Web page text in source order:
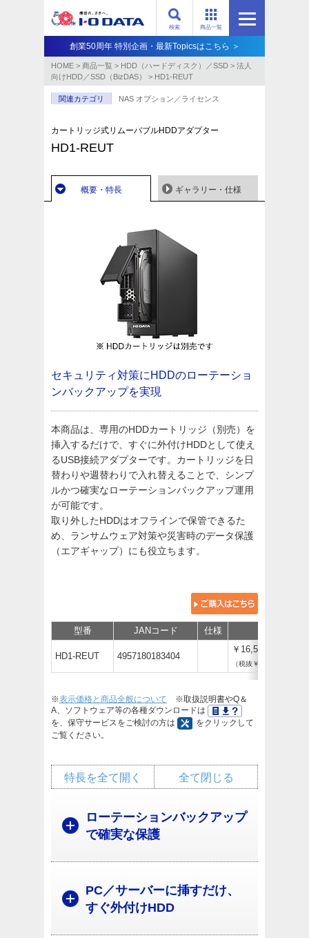
商品一覧
検索
創業50周年 特別企画・最新Topicsはこちら ＞
HOME > 商品一覧 > HDD（ハードディスク）／SSD > 法人
向けHDD／SSD（BizDAS）
> HD1-REUT
関連カテゴリ NAS オプション／ライセンス
カートリッジ式リムーバブルHDDアダプター
HD1-REUT
概要・特長 ギャラリー・仕様
セキュリティ対策にHDDのローテーショ
ンバックアップを実現
本商品は、専用のHDDカートリッジ（別売）を
挿入するだけで、すぐに外付けHDDとして使え
るUSB接続アダプターです。カートリッジを日
替わりや週替わりで入れ替えることで、シンプ
ルかつ確実なローテーションバックアップ運用
が可能です。
取り外したHDDはオフラインで保管できるた
め、ランサムウェア対策や災害時のデータ保護
（エアギャップ）にも役立ちます。
型番 JANコード 仕様
HD1-REUT 4957180183404
￥16,500
（税抜￥15,000）
※表示価格と商品全般について ※取扱説明書やQ＆
A、ソフトウェア等の各種ダウンロードは
を、保守サービスをご検討の方は
をクリックして
ご覧ください。
全て閉じる
特長を全て開く
ローテーションバックアップ
で確実な保護
PC／サーバーに挿すだけ、
すぐ外付けHDD